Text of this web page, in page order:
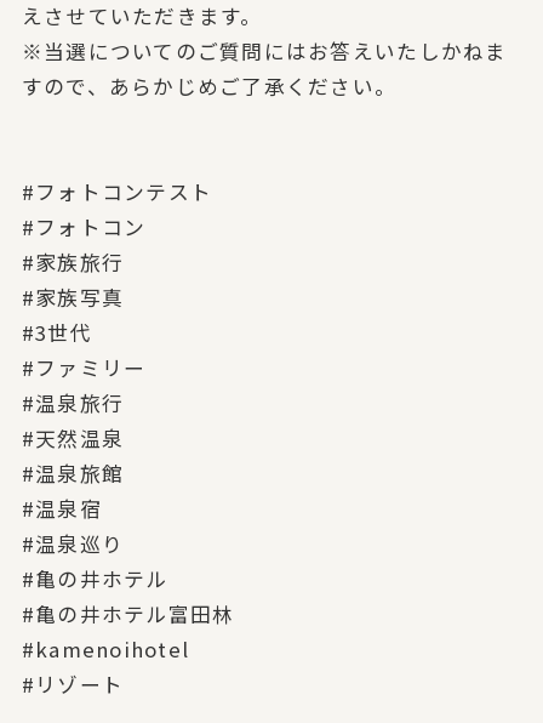
えさせていただきます。
※当選についてのご質問にはお答えいたしかねま
すので、 あらかじめご了承ください。
#フォトコンテスト
#フォトコン
#家族旅行
#家族写真
#3世代
#ファミリー
#温泉旅行
#天然温泉
#温泉旅館
#温泉宿
#温泉巡り
#亀の井ホテル
#亀の井ホテル富田林
#kamenoihotel
#リゾート